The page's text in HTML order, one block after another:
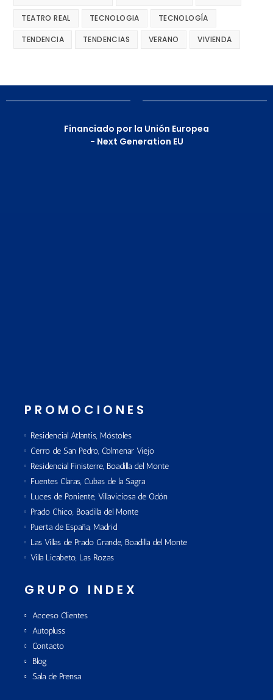
TEATRO REAL TECNOLOGIA TECNOLOGÍA
TENDENCIA TENDENCIAS VERANO VIVIENDA
Financiado por la Unión Europea
- Next Generation EU
PROMOCIONES
Residencial Atlantis, Móstoles
Cerro de San Pedro, Colmenar Viejo
Residencial Finisterre, Boadilla del Monte
Fuentes Claras, Cubas de la Sagra
Luces de Poniente, Villaviciosa de Odón
Prado Chico, Boadilla del Monte
Puerta de España, Madrid
Las Villas de Prado Grande, Boadilla del Monte
Villa Licabeto, Las Rozas
GRUPO INDEX
Acceso Clientes
Autopluss
Contacto
Blog
Sala de Prensa